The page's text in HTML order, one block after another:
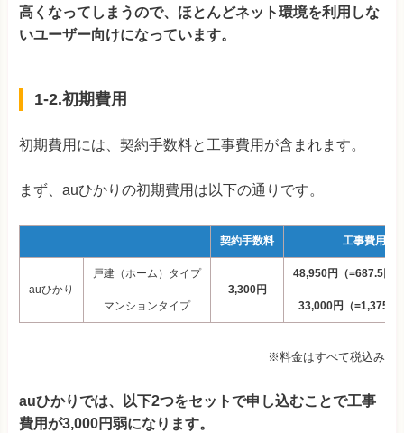
高くなってしまうので、ほとんどネット環境を利用しな
いユーザー向けになっています。
1-2.初期費用
初期費用には、契約手数料と工事費用が含まれます。
まず、auひかりの初期費用は以下の通りです。
契約手数料 工事費用
auひかり
戸建（ホーム）タイプ
3,300円
48,950円（=687.5円
マンションタイプ 33,000円（
※料金はすべて税込み
auひかりでは、以下2つをセットで申し込むことで工事
費用が3,000円弱になります。